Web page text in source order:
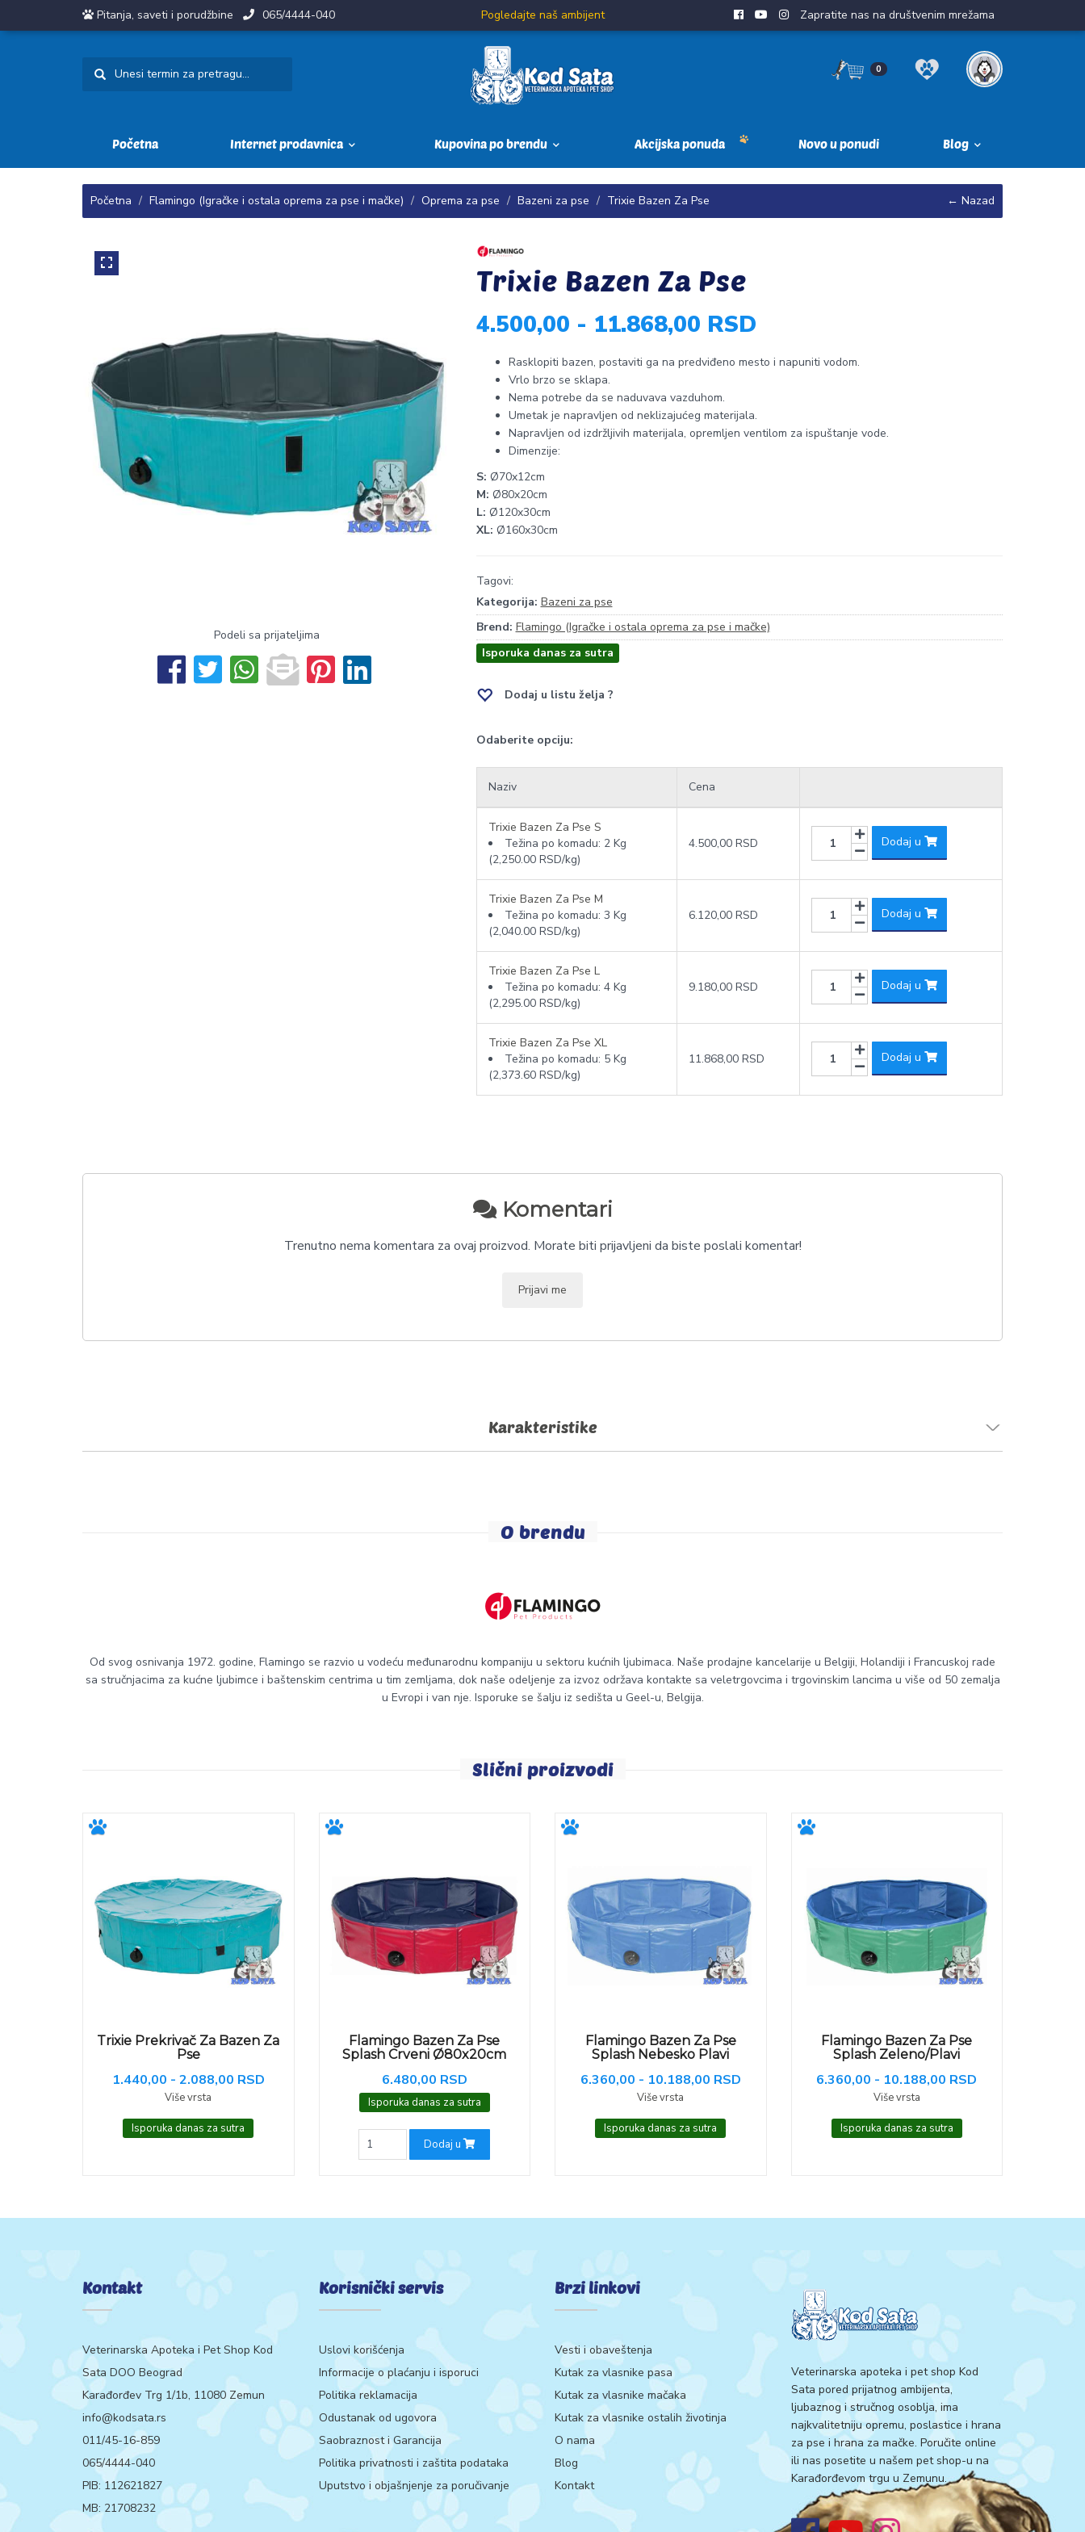
Pitanja, saveti i porudžbine 065/4444-040 Pogledajte naš ambijent Zapratite nas na društvenim mrežama
0
Početna Internet prodavnica Kupovina po brendu Akcijska ponuda Novo u ponudi Blog
Početna Flamingo (Igračke i ostala oprema za pse i mačke) Oprema za pse Bazeni za pse Trixie Bazen Za Pse ← Nazad
Podeli sa prijateljima
Trixie Bazen Za Pse
4.500,00 - 11.868,00 RSD
Rasklopiti bazen, postaviti ga na predviđeno mesto i napuniti vodom.
Vrlo brzo se sklapa.
Nema potrebe da se naduvava vazduhom.
Umetak je napravljen od neklizajućeg materijala.
Napravljen od izdržljivih materijala, opremljen ventilom za ispuštanje vode.
Dimenzije:
S: Ø70x12cm
M: Ø80x20cm
L: Ø120x30cm
XL: Ø160x30cm
Tagovi:
Kategorija: Bazeni za pse
Brend: Flamingo (Igračke i ostala oprema za pse i mačke)
Isporuka danas za sutra
Dodaj u listu želja ?
Odaberite opciju:
Naziv Cena
Trixie Bazen Za Pse S
Težina po komadu: 2 Kg
(2,250.00 RSD/kg)
4.500,00 RSD Dodaj u
Trixie Bazen Za Pse M
Težina po komadu: 3 Kg
(2,040.00 RSD/kg)
6.120,00 RSD Dodaj u
Trixie Bazen Za Pse L
Težina po komadu: 4 Kg
(2,295.00 RSD/kg)
9.180,00 RSD Dodaj u
Trixie Bazen Za Pse XL
Težina po komadu: 5 Kg
(2,373.60 RSD/kg)
11.868,00 RSD Dodaj u
Komentari
Trenutno nema komentara za ovaj proizvod. Morate biti prijavljeni da biste poslali komentar!
Prijavi me
Karakteristike
O brendu
Od svog osnivanja 1972. godine, Flamingo se razvio u vodeću međunarodnu kompaniju u sektoru kućnih ljubimaca. Naše prodajne kancelarije u Belgiji, Holandiji i Francuskoj rade
sa stručnjacima za kućne ljubimce i baštenskim centrima u tim zemljama, dok naše odeljenje za izvoz održava kontakte sa veletrgovcima i trgovinskim lancima u više od 50 zemalja
u Evropi i van nje. Isporuke se šalju iz sedišta u Geel-u, Belgija.
Slični proizvodi
Trixie Prekrivač Za Bazen Za
Pse
1.440,00 - 2.088,00 RSD
Više vrsta
Isporuka danas za sutra
Flamingo Bazen Za Pse
Splash Crveni Ø80x20cm
6.480,00 RSD
Isporuka danas za sutra
Dodaj u
Flamingo Bazen Za Pse
Splash Nebesko Plavi
6.360,00 - 10.188,00 RSD
Više vrsta
Isporuka danas za sutra
Flamingo Bazen Za Pse
Splash Zeleno/Plavi
6.360,00 - 10.188,00 RSD
Više vrsta
Isporuka danas za sutra
Kontakt
Veterinarska Apoteka i Pet Shop Kod
Sata DOO Beograd
Karađorđev Trg 1/1b, 11080 Zemun
info@kodsata.rs
011/45-16-859
065/4444-040
PIB: 112621827
MB: 21708232
Korisnički servis
Uslovi korišćenja
Informacije o plaćanju i isporuci
Politika reklamacija
Odustanak od ugovora
Saobraznost i Garancija
Politika privatnosti i zaštita podataka
Uputstvo i objašnjenje za poručivanje
Brzi linkovi
Vesti i obaveštenja
Kutak za vlasnike pasa
Kutak za vlasnike mačaka
Kutak za vlasnike ostalih životinja
O nama
Blog
Kontakt
Veterinarska apoteka i pet shop Kod
Sata pored prijatnog ambijenta,
ljubaznog i stručnog osoblja, ima
najkvalitetniju opremu, poslastice i hrana
za pse i hrana za mačke. Poručite online
ili nas posetite u našem pet shop-u na
Karađorđevom trgu u Zemunu.